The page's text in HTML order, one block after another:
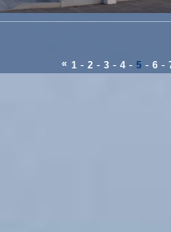
« 1 - 2 - 3- 4- 5- 6-